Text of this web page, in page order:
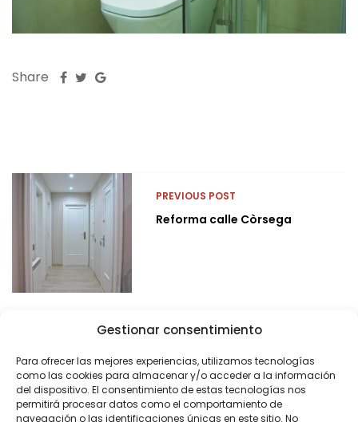
Gestionar consentimiento
Para ofrecer las mejores experiencias, utilizamos tecnologías
como las cookies para almacenar y/o acceder a la información
del dispositivo. El consentimiento de estas tecnologías nos
permitirá procesar datos como el comportamiento de
navegación o las identificaciones únicas en este sitio. No
Share
PREVIOUS POST
Reforma calle Còrsega